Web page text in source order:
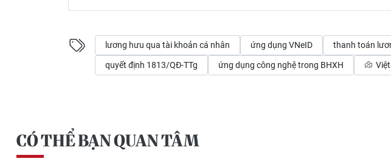
lương hưu qua tài khoản cá nhân ứng dụng VNeID thanh toán
quyết định 1813/QĐ-TTg ứng dụng công nghệ trong BHXH
CÓ THỂ BẠN QUAN TÂM